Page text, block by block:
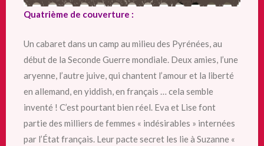
Quatrième de couverture :
Un cabaret dans un camp au milieu des Pyrénées, au
début de la Seconde Guerre mondiale. Deux amies, l’une
aryenne, l’autre juive, qui chantent l’amour et la liberté
en allemand, en yiddish, en français … cela semble
inventé ! C’est pourtant bien réel. Eva et Lise font
partie des milliers de femmes « indésirables » internées
par l’État français. Leur pacte secret les lie à Suzanne «